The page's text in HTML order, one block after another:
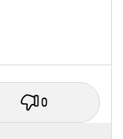
0